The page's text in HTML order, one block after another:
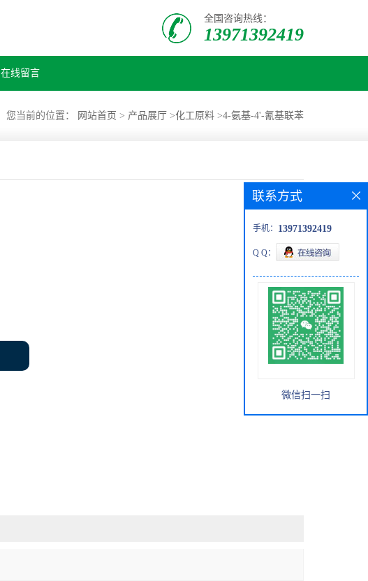
全国咨询热线：
13971392419
在线留言
您当前的位置： 网站首页 > 产品展厅 >化工原料 >4-氨基-4'-氰基联苯
联系方式
手机： 13971392419
Q Q：
微信扫一扫